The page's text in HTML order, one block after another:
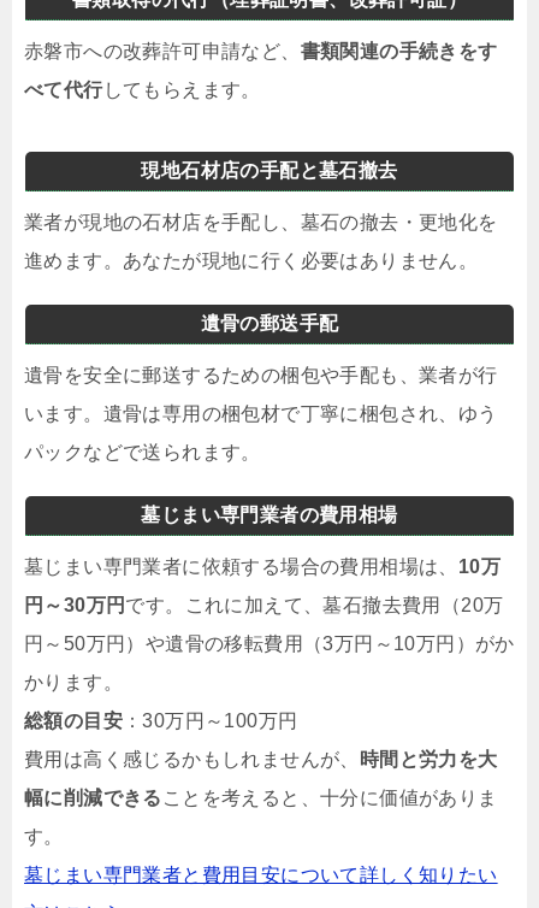
赤磐市への改葬許可申請など、 書類関連の手続きをす
べて代行してもらえます。
現地石材店の手配と墓石撤去
業者が現地の石材店を手配し、墓石の撤去・更地化を
進めます。あなたが現地に行く必要はありません。
遺骨の郵送手配
遺骨を安全に郵送するための梱包や手配も、業者が行
います。遺骨は専用の梱包材で丁寧に梱包され、ゆう
パックなどで送られます。
墓じまい専門業者の費用相場
墓じまい専門業者に依頼する場合の費用相場は、 10万
円～30万円 です。これに加えて、墓石撤去費用（20万
円～50万円）や遺骨の移転費用（3万円～10万円）がか
かります。
総額の目安 ：30万円～100万円
費用は高く感じるかもしれませんが、
時間と労力を大
幅に削減できる ことを考えると、十分に価値がありま
す。
墓じまい専門業者と費用目安について詳しく知りたい